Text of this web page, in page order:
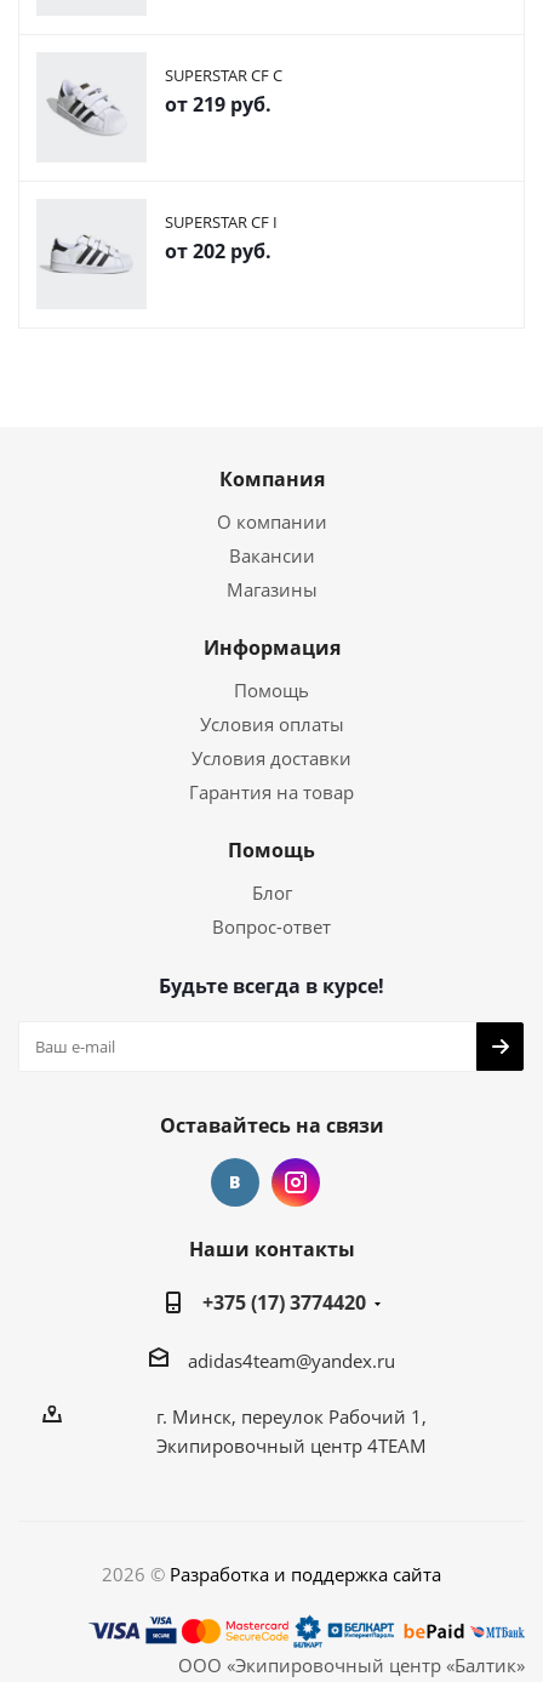
SUPERSTAR CF C
от219 руб.
SUPERSTAR CF I
от202 руб.
Компания
О компании
Вакансии
Магазины
Информация
Помощь
Условия оплаты
Условия доставки
Гарантия на товар
Помощь
Блог
Вопрос-ответ
Будьте всегда в курсе!
Оставайтесь на связи
Наши контакты
+375 (17) 3774420
adidas4team@yandex.ru
г. Минск, переулок Рабочий 1,
Экипировочный центр 4TEAM
2026 © Разработка и поддержка сайта
ООО «Экипировочный центр «Балтик»